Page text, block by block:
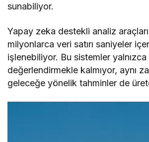
sunabiliyor.
Yapay zeka destekli analiz
milyonlarca veri satırı saniyeler
işlenebiliyor. Bu sistemler
değerlendirmekle kalmıyor, aynı
geleceğe yönelik tahminler de